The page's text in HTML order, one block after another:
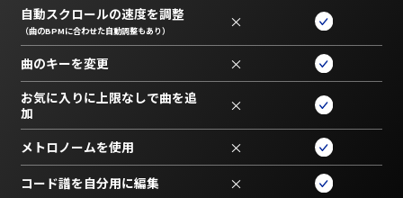
自動スクロールの速度を調整
（曲のBPMに合わせた自動調整もあり） ×
曲のキーを変更 ×
お気に入りに上限なしで曲を追
加
×
メトロノームを使用 ×
コード譜を自分用に編集 ×